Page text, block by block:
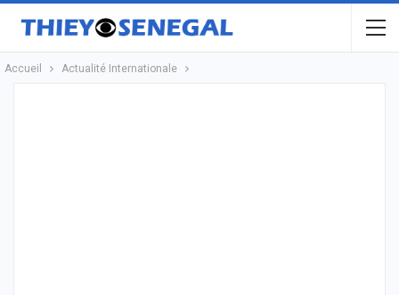
Accueil Actualité Internationale